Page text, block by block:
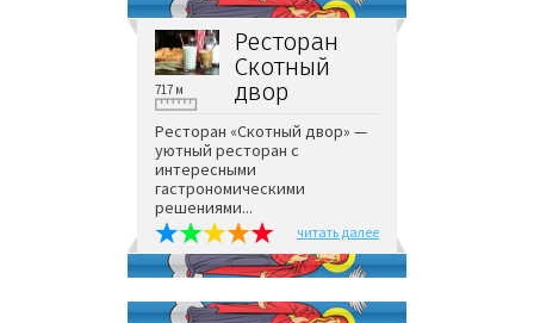
Ресторан
Скотный
двор
717 м
Ресторан «Скотный двор» —
уютный ресторан с
интересными
гастрономическими
решениями...
читать далее